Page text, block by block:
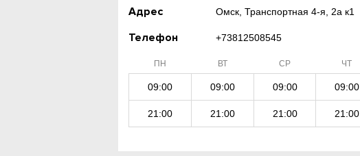
Адрес Омск, Транспортная 4-я, 2а к1
Телефон +73812508545
ПН ВТ СР ЧТ
09:00 09:00 09:00 09:00
21:00 21:00 21:00 21:00